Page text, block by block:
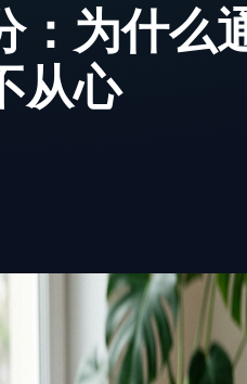
：为什么
从心